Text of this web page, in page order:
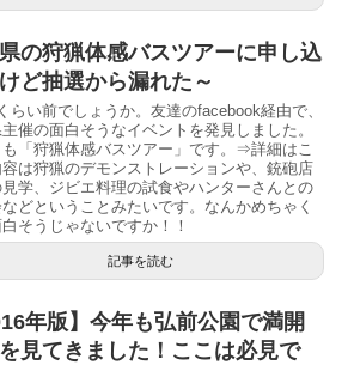
の狩猟体感バスツアーに申し込
ど抽選から漏れた～
らい前でしょうか。友達のfacebook経由で、
催の面白そうなイベントを発見しました。
も「狩猟体感バスツアー」です。⇒詳細はこ
は狩猟のデモンストレーションや、銃砲店
学、ジビエ料理の試食やハンターさんとの
どということみたいです。なんかめちゃく
そうじゃないですか！！
記事を読む
年版】今年も弘前公園で満開
見てきました！ここは必見で